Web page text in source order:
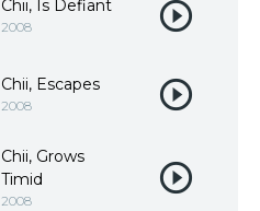
Chii, Is Defiant
2008
Chii, Escapes
2008
Chii, Grows
Timid
2008